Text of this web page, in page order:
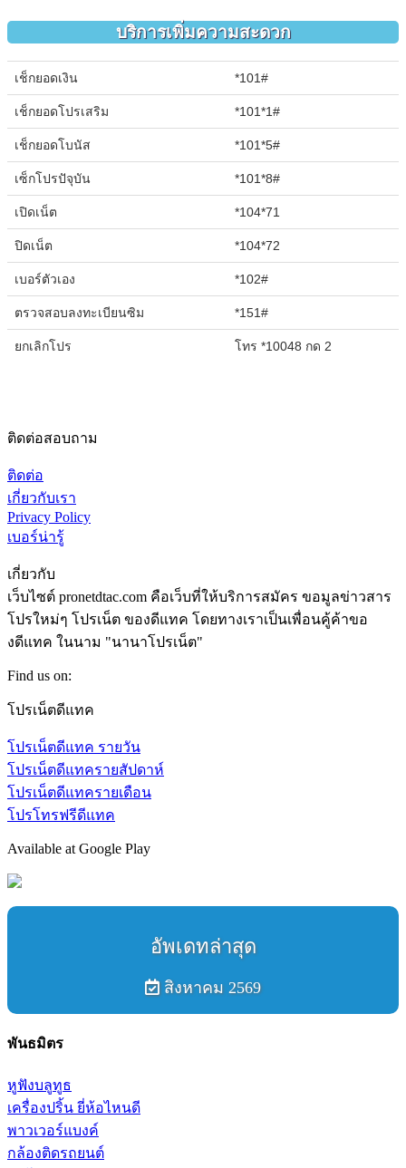
บริการเพิ่มความสะดวก
เช็กยอดเงิน *101#
เช็กยอดโปรเสริม *101*1#
เช็กยอดโบนัส *101*5#
เซ็กโปรปัจุบัน *101*8#
เปิดเน็ต *104*71
ปิดเน็ต *104*72
เบอร์ตัวเอง *102#
ตรวจสอบลงทะเบียนซิม *151#
ยกเลิกโปร โทร *10048 กด 2
ติดต่อสอบถาม
ติดต่อ
เกี่ยวกับเรา
Privacy Policy
เบอร์น่ารู้
เกี่ยวกับ
เว็บไซต์ pronetdtac.com คือเว็บที่ให้บริการสมัคร ขอมูลข่าวสาร
โปรใหม่ๆ โปรเน็ต ของดีแทค โดยทางเราเป็นเพื่อนคู้ค้าขอ
งดีแทค ในนาม "นานาโปรเน็ต"
Find us on:
Facebook
Twitter
Google+
YouTube
โปรเน็ตดีแทค
โปรเน็ตดีแทค รายวัน
โปรเน็ตดีแทครายสัปดาห์
โปรเน็ตดีแทครายเดือน
โปรโทรฟรีดีแทค
Available at Google Play
อัพเดทล่าสุด
สิงหาคม 2569
พันธมิตร
หูฟังบลูทูธ
เครื่องปริ้น ยี่ห้อไหนดี
พาวเวอร์แบงค์
กล้องติดรถยนต์